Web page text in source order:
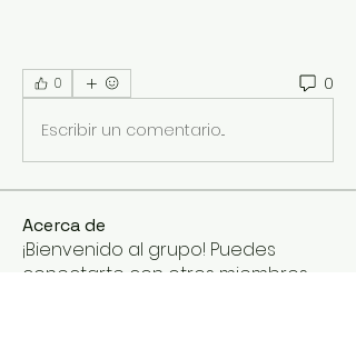
0 0
Escribir un comentario...
Acerca de
¡Bienvenido al grupo! Puedes
conectarte con otros miembros,